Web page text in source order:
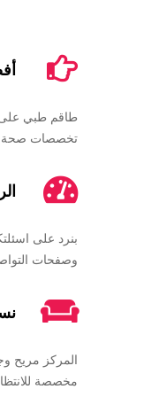
طاقم طبي
تخصصات صحة
بنرد على
وصفحات
المركز مريح
مخصصة